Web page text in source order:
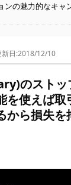
ンの魅力的なキャ
新日:2018/12/10
のストッ
を使えば取
から損失